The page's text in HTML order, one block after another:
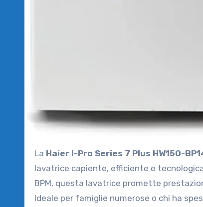
La Haier I-Pro Series 7 Plus HW150-
lavatrice capiente, efficiente e
BPM, questa lavatrice promette
Ideale per famiglie numerose o chi ha